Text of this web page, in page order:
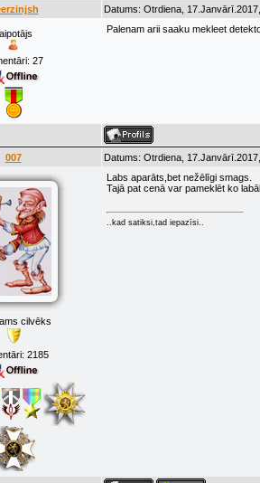
Datums: Otrdiena,
27
Palenam arii saaku mekleet
007 Datums: Otrdiena,
cilvēks
2185
Labs aparāts,bet nežēlīgi smags.
Tajā pat cenā var pameklēt ko
..kad satiksi,tad iepazīsi..